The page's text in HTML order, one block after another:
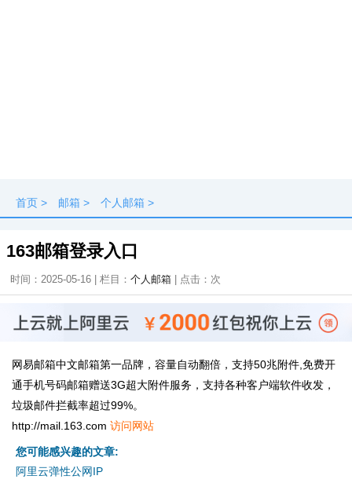
首页 > 邮箱 > 个人邮箱 >
163邮箱登录入口
时间：2025-05-16 | 栏目： 个人邮箱 | 点击： 次
网易邮箱中文邮箱第一品牌，容量自动翻倍，支持50兆附件,免费开
通手机号码邮箱赠送3G超大附件服务，支持各种客户端软件收发，
垃圾邮件拦截率超过99%。
http://mail.163.com 访问网站
您可能感兴趣的文章:
阿里云弹性公网IP